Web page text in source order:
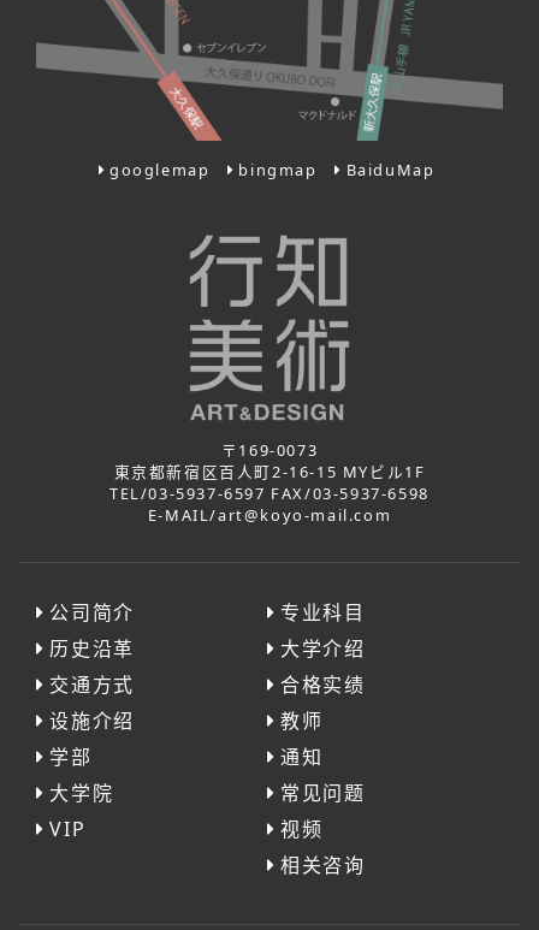
googlemap bingmap BaiduMap
〒169-0073
東京都新宿区百人町2-16-15 MYビル1F
TEL/03-5937-6597 FAX/03-5937-6598
E-MAIL/art@koyo-mail.com
公司简介
历史沿革
交通方式
设施介绍
学部
大学院
VIP
专业科目
大学介绍
合格实绩
教师
通知
常见问题
视频
相关咨询